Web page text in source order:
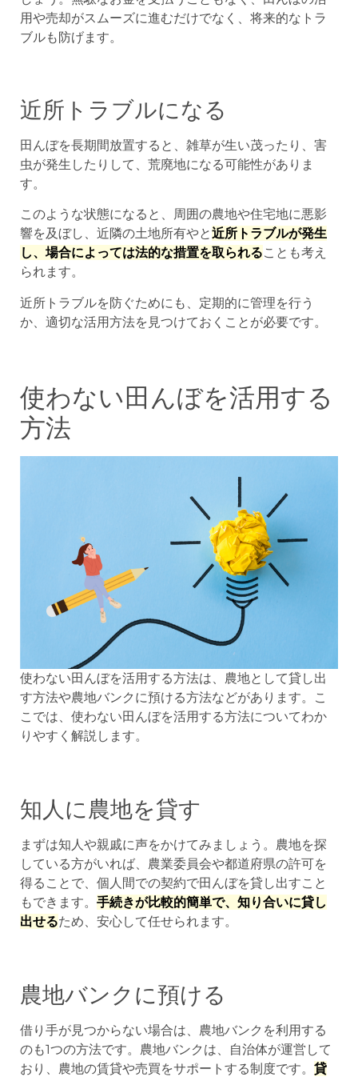
用や売却がスムーズに進むだけでなく、将来的なトラ
ブルも防げます。
近所トラブルになる
田んぼを長期間放置すると、雑草が生い茂ったり、害
虫が発生したりして、荒廃地になる可能性がありま
す。
このような状態になると、周囲の農地や住宅地に悪影
響を及ぼし、近隣の土地所有やと近所トラブルが発生
し、場合によっては法的な措置を取られることも考え
られます。
近所トラブルを防ぐためにも、定期的に管理を行う
か、適切な活用方法を見つけておくことが必要です。
使わない田んぼを活用する
方法
使わない田んぼを活用する方法は、農地として貸し出
す方法や農地バンクに預ける方法などがあります。こ
こでは、使わない田んぼを活用する方法についてわか
りやすく解説します。
知人に農地を貸す
まずは知人や親戚に声をかけてみましょう。農地を探
している方がいれば、農業委員会や都道府県の許可を
得ることで、個人間での契約で田んぼを貸し出すこと
もできます。 手続きが比較的簡単で、知り合いに貸し
出せるため、安心して任せられます。
農地バンクに預ける
借り手が見つからない場合は、農地バンクを利用する
のも1つの方法です。農地バンクは、自治体が運営して
おり、農地の賃貸や売買をサポートする制度です。 貸